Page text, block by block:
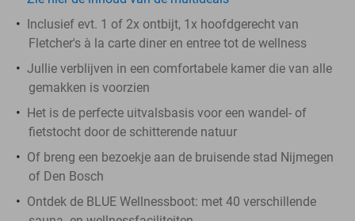
Inclusief evt. 1 of 2x ontbijt, 1x hoofdgerecht van
Fletcher's à la carte diner en entree tot de wellness
Jullie verblijven in een comfortabele kamer die van alle
gemakken is voorzien
Het is de perfecte uitvalsbasis voor een wandel- of
fietstocht door de schitterende natuur
Of breng een bezoekje aan de bruisende stad Nijmegen
of Den Bosch
Ontdek de BLUE Wellnessboot: met 40 verschillende